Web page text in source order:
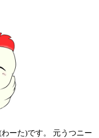
ーた)です。 元うつニー